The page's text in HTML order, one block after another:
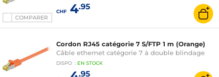
COMPARER
CHF4.95
Cordon RJ45 catégorie 7 S/FTP 1 m (Orange)
Câble ethernet catégorie 7 à double blindage
DISPO : EN STOCK
.95